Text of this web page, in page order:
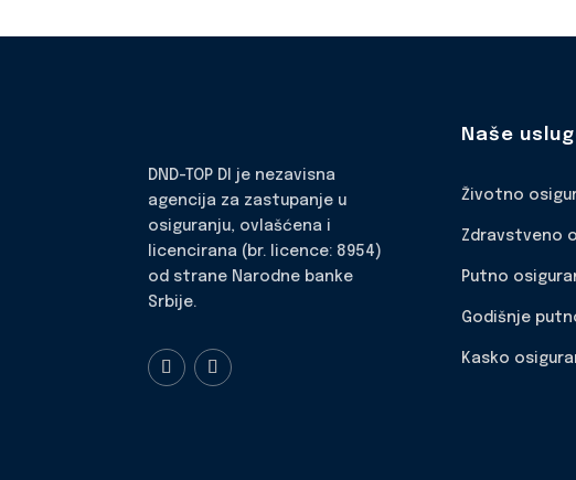
DND-TOP DI je nezavisna
agencija za zastupanje u
osiguranju, ovlašćena i
licencirana (br. licence: 8954)
od strane Narodne banke
Srbije.
Naše
Životno
Zdravstveno
Putno
Godišnje
Kasko